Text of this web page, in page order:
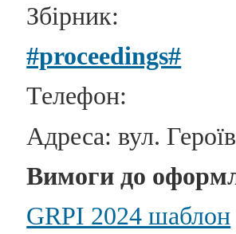
Збірник:
#proceedings#
Телефон:
Адреса: вул.
Вимоги до
GRPI 2024 шаблон